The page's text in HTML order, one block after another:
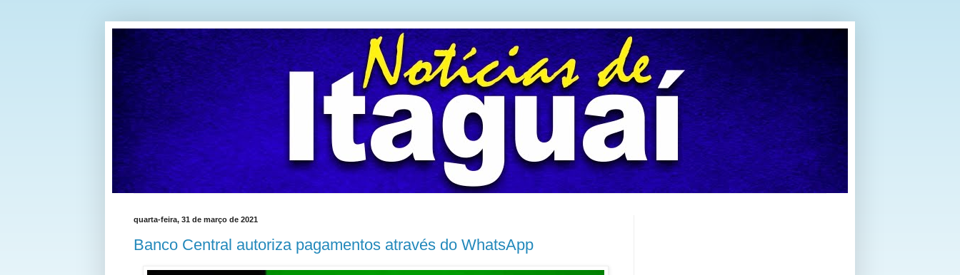
quarta-feira, 31 de março de 2021
Banco Central autoriza pagamentos através do WhatsApp